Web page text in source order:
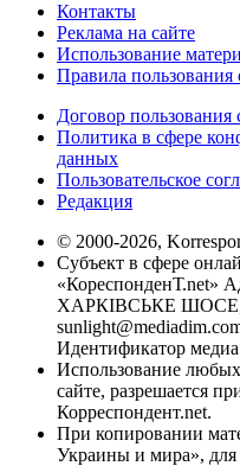
Контакты
Реклама на сайте
Использование
Правила пользования
Договор пользования
Политика в сфере
данных
Пользовательское
Редакция
© 2000-2026,
Субъект в сфере
«КореспонденТ.net»
ХАРКІВСЬКЕ ШОСЕ,
Идентификатор
Использование
сайте, разрешается
Корреспондент.net.
При копировании
Украины и мира», для